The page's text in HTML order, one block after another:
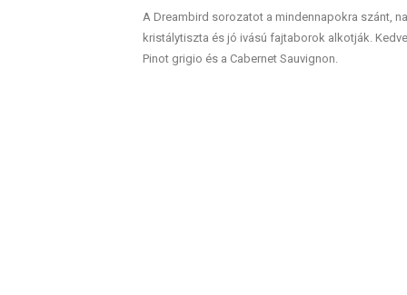
A Dreambird sorozatot a mindennapokra szánt,
kristálytiszta és jó ivású fajtaborok alkotják.
Pinot grigio és a Cabernet Sauvignon.